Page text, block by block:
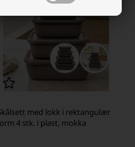
med lokk i rektangulær
4 stk. i plast, mokka